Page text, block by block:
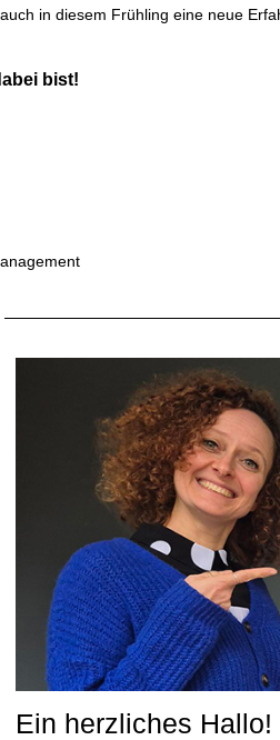
in diesem Frühling eine neue
bist!
Ein herzliches Hallo!